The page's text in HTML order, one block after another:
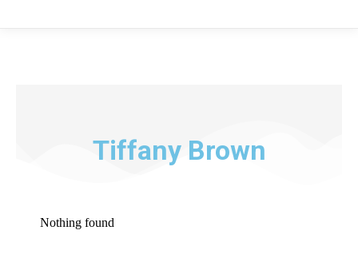
Tiffany Brown
Nothing found